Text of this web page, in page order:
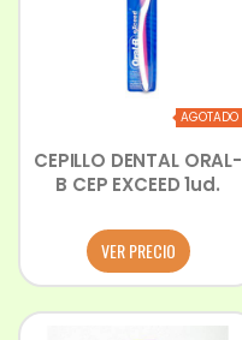
AGOTADO
CEPILLO DENTAL ORAL-
B CEP EXCEED 1ud.
VER PRECIO